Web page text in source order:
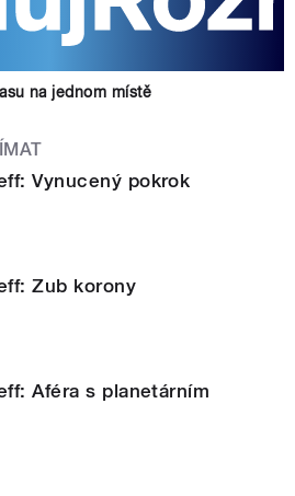
na jednom místě
Vynucený pokrok
Zub korony
Aféra s planetárním